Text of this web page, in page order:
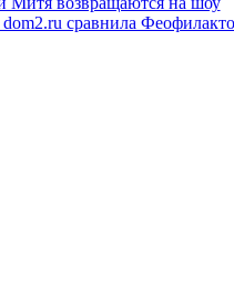
dom2.ru сравнила